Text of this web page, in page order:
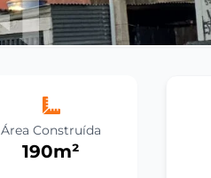
Área Construída
190m²